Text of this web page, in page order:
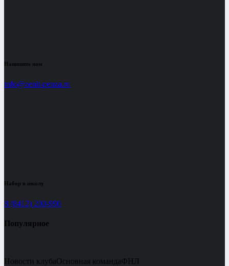
Напишите нам
info@zenit-penza.ru
Набор в школу
8 (8412) 200-990
Популярное
Новости клубаОсновная командаФНЛ